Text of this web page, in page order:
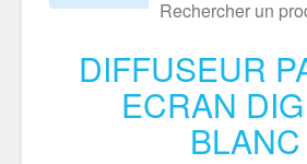
DIFFUSEUR
ECRAN
BLANC